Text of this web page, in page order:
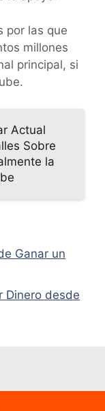
por las que
millones
principal, si
Actual
Sobre
la
Ganar un
Dinero desde